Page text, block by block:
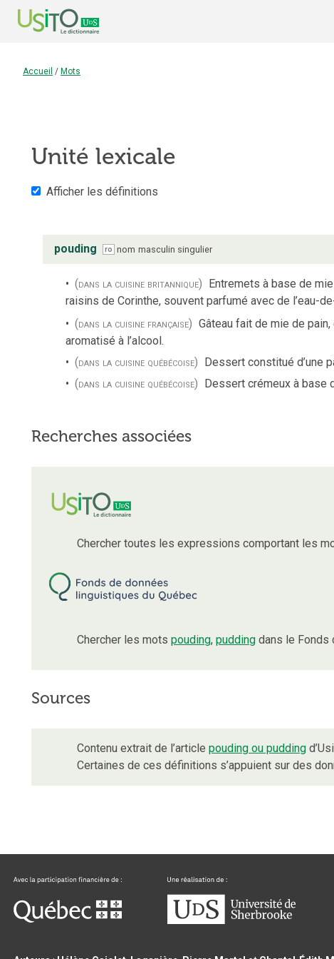
Accueil / Mots
Unité lexicale
Afficher les définitions
pouding ro nom masculin singulier
(dans la cuisine britannique) Entremets à base de
raisins de Corinthe, souvent parfumé avec de l’eau-
(dans la cuisine française) Gâteau fait de mie de
aromatisé à l’alcool.
(dans la cuisine québécoise) Dessert constitué d’une
(dans la cuisine québécoise) Dessert crémeux à base
Recherches associées
Chercher toutes les expressions comportant les
Chercher les mots pouding, pudding dans le Fonds
Sources
Contenu extrait de l’article pouding ou pudding
Certaines de ces définitions s’appuient sur des